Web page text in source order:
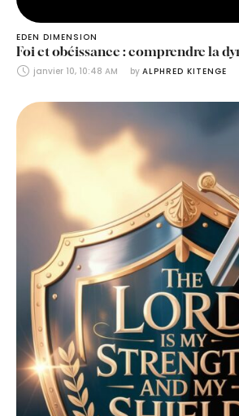
EDEN DIMENSION
Foi et obéissance : comprendre la
janvier 10, 10:48 AM by ALPHRED KITENGE